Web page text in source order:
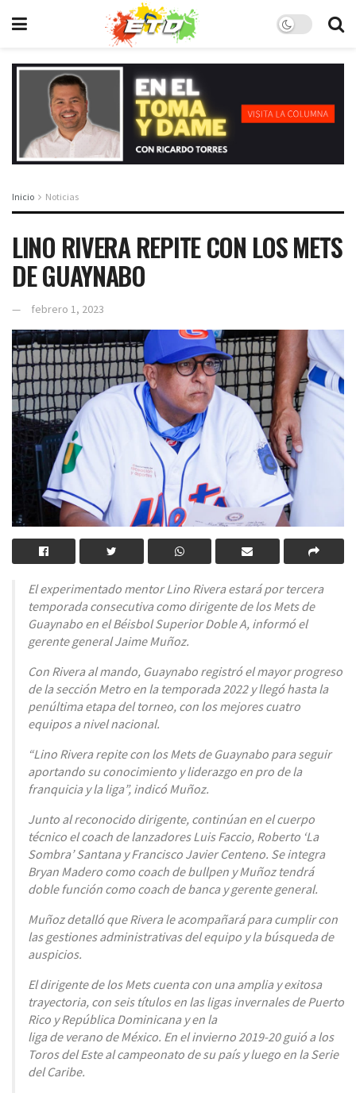
Inicio Noticias
LINO RIVERA REPITE CON LOS METS
DE GUAYNABO
febrero 1, 2023
El experimentado mentor Lino Rivera estará por tercera
temporada consecutiva como dirigente de los Mets de
Guaynabo en el Béisbol Superior Doble A, informó el
gerente general Jaime Muñoz.
Con Rivera al mando, Guaynabo registró el mayor progreso
de la sección Metro en la temporada 2022 y llegó hasta la
penúltima etapa del torneo, con los mejores cuatro
equipos a nivel nacional.
“Lino Rivera repite con los Mets de Guaynabo para seguir
aportando su conocimiento y liderazgo en pro de la
franquicia y la liga”, indicó Muñoz.
Junto al reconocido dirigente, continúan en el cuerpo
técnico el coach de lanzadores Luis Faccio, Roberto ‘La
Sombra’ Santana y Francisco Javier Centeno. Se integra
Bryan Madero como coach de bullpen y Muñoz tendrá
doble función como coach de banca y gerente general.
Muñoz detalló que Rivera le acompañará para cumplir con
las gestiones administrativas del equipo y la búsqueda de
auspicios.
El dirigente de los Mets cuenta con una amplia y exitosa
trayectoria, con seis títulos en las ligas invernales de Puerto
Rico y República Dominicana y en la
liga de verano de México. En el invierno 2019-20 guió a los
Toros del Este al campeonato de su país y luego en la Serie
del Caribe.